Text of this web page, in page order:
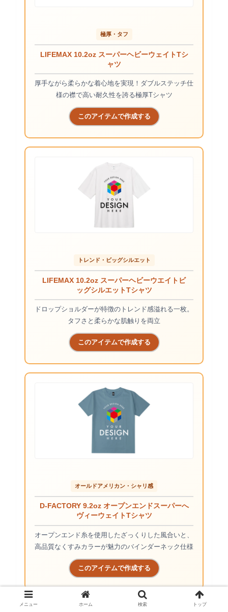
極厚・タフ
LIFEMAX 10.2oz スーパーヘビーウェイトTシ
ャツ
厚手ながら柔らかな着心地を実現！ダブルステッチ仕
様の襟で高い耐久性を誇る極厚Tシャツ
このアイテムで作成する
トレンド・ビッグシルエット
LIFEMAX 10.2oz スーパーヘビーウエイトビ
ッグシルエットTシャツ
ドロップショルダーが特徴のトレンド感溢れる一枚。
タフさと柔らかな肌触りを両立
このアイテムで作成する
オールドアメリカン・シャリ感
D-FACTORY 9.2oz オープンエンドスーパーへ
ヴィーウェイトTシャツ
オープンエンド糸を使用したざっくりした風合いと、
高品質なくすみカラーが魅力のバインダーネック仕様
このアイテムで作成する
メニュー ホーム 検索 トップ